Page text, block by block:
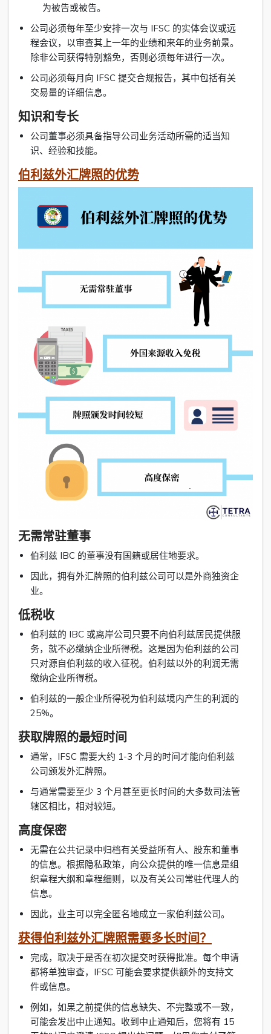
为被告或被告。
公司必须每年至少安排一次与 IFSC 的实体会议或远
程会议，以审查其上一年的业绩和来年的业务前景。
除非公司获得特别豁免，否则必须每年进行一次。
公司必须每月向 IFSC 提交合规报告，其中包括有关
交易量的详细信息。
知识和专长
公司董事必须具备指导公司业务活动所需的适当知
识、经验和技能。
伯利兹外汇牌照的优势
无需常驻董事
伯利兹 IBC 的董事没有国籍或居住地要求。
因此，拥有外汇牌照的伯利兹公司可以是外商独资企
业。
低税收
伯利兹的 IBC 或离岸公司只要不向伯利兹居民提供服
务，就不必缴纳企业所得税。这是因为伯利兹的公司
只对源自伯利兹的收入征税。伯利兹以外的利润无需
缴纳企业所得税。
伯利兹的一般企业所得税为伯利兹境内产生的利润的
25%。
获取牌照的最短时间
通常，IFSC 需要大约 1-3 个月的时间才能向伯利兹
公司颁发外汇牌照。
与通常需要至少 3 个月甚至更长时间的大多数司法管
辖区相比，相对较短。
高度保密
无需在公共记录中归档有关受益所有人、股东和董事
的信息。根据隐私政策，向公众提供的唯一信息是组
织章程大纲和章程细则，以及有关公司常驻代理人的
信息。
因此，业主可以完全匿名地成立一家伯利兹公司。
获得伯利兹外汇牌照需要多长时间？
完成，取决于是否在初次提交时获得批准。每个申请
都将单独审查，IFSC 可能会要求提供额外的支持文
件或信息。
例如，如果之前提供的信息缺失、不完整或不一致，
可能会发出中止通知。收到中止通知后，您将有 15